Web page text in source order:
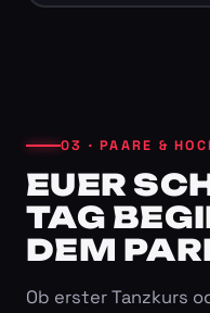
03 · PAARE &
EUER
TAG
DEM
Ob erster Tanzkurs